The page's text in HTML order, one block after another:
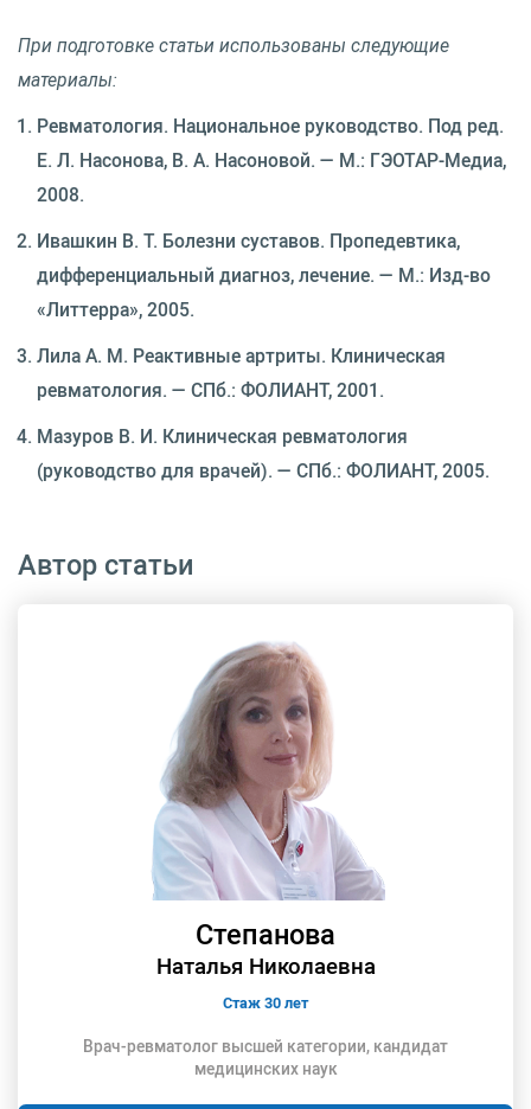
При подготовке статьи использованы следующие
материалы:
Ревматология. Национальное руководство. Под ред.
Е. Л. Насонова, В. А. Насоновой. — М.: ГЭОТАР-Медиа,
2008.
Ивашкин В. Т. Болезни суставов. Пропедевтика,
дифференциальный диагноз, лечение. — М.: Изд-во
«Литтерра», 2005.
Лила А. М. Реактивные артриты. Клиническая
ревматология. — СПб.: ФОЛИАНТ, 2001.
Mазуров В. И. Клиническая ревматология
(руководство для врачей). — СПб.: ФОЛИАНТ, 2005.
Автор статьи
Степанова
Наталья Николаевна
Стаж 30 лет
Врач-ревматолог высшей категории, кандидат
медицинских наук